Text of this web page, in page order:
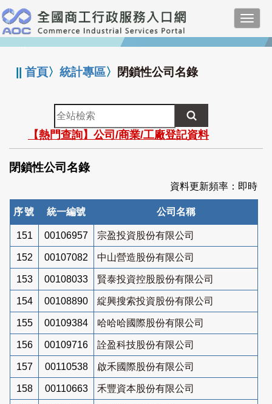
跳
到
主
要
:::
||首頁〉統計專區〉 閉鎖性公司名錄
全
站
檢
索
【熱門查詢】公司/商業/工廠登記資料
閉鎖性公司名錄
資料更新頻率：即時
序號 統一編號 公司名稱
151 00106957 宗盈投資股份有限公司
152 00107082 中山營造股份有限公司
153 00108033 賢泰投資控股股份有限公司
154 00108890 綻興搜索投資股份有限公司
155 00109384 哈哈哈國際股份有限公司
156 00109716 詮盈科技股份有限公司
157 00110538 啟禾國際股份有限公司
158 00110663 禾豐資本股份有限公司